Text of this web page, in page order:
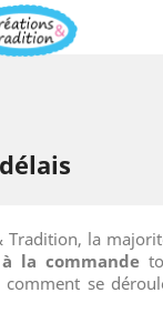
Tradition, la
la commande
se